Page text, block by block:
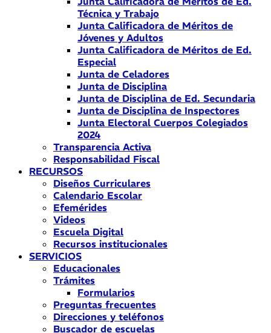
Técnica y Trabajo
Junta Calificadora de Méritos de
Jóvenes y Adultos
Junta Calificadora de Méritos de Ed.
Especial
Junta de Celadores
Junta de Disciplina
Junta de Disciplina de Ed. Secundaria
Junta de Disciplina de Inspectores
Junta Electoral Cuerpos Colegiados
2024
Transparencia Activa
Responsabilidad Fiscal
RECURSOS
Diseños Curriculares
Calendario Escolar
Efemérides
Videos
Escuela Digital
Recursos institucionales
SERVICIOS
Educacionales
Trámites
Formularios
Preguntas frecuentes
Direcciones y teléfonos
Buscador de escuelas